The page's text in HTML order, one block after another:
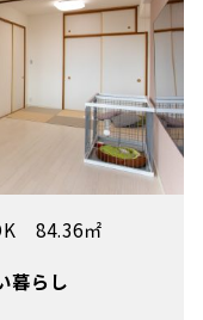
84.36㎡
暮らし